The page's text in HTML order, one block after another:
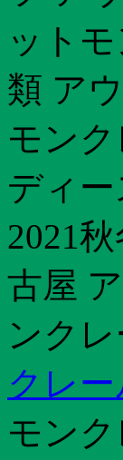
ット
類 ア
モン
ディ
2021
古屋
ンク
クレ
モン